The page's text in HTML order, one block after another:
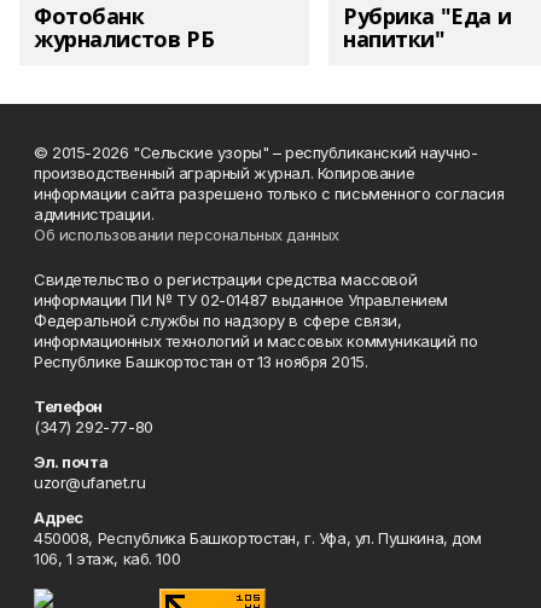
Фотобанк
журналистов РБ
Рубрика "Еда и
напитки"
© 2015-2026 "Сельские узоры" – республиканский научно-
производственный аграрный журнал. Копирование
информации сайта разрешено только с письменного согласия
администрации.
Об использовании персональных данных
Свидетельство о регистрации средства массовой
информации ПИ № ТУ 02-01487 выданное Управлением
Федеральной службы по надзору в сфере связи,
информационных технологий и массовых коммуникаций по
Республике Башкортостан от 13 ноября 2015.
Телефон
(347) 292-77-80
Эл. почта
uzor@ufanet.ru
Адрес
450008, Республика Башкортостан, г. Уфа, ул. Пушкина, дом
106, 1 этаж, каб. 100